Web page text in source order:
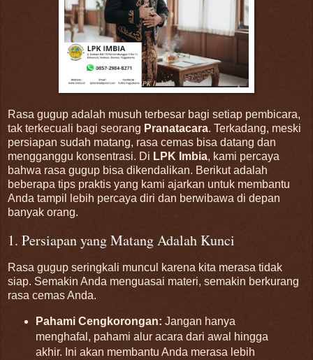
Rasa gugup adalah musuh terbesar bagi setiap pembicara,
tak terkecuali bagi seorang Pranatacara. Terkadang, meski
persiapan sudah matang, rasa cemas bisa datang dan
mengganggu konsentrasi. Di LPK Imbia, kami percaya
bahwa rasa gugup bisa dikendalikan. Berikut adalah
beberapa tips praktis yang kami ajarkan untuk membantu
Anda tampil lebih percaya diri dan berwibawa di depan
banyak orang.
1. Persiapan yang Matang Adalah Kunci
Rasa gugup seringkali muncul karena kita merasa tidak
siap. Semakin Anda menguasai materi, semakin berkurang
rasa cemas Anda.
Pahami Cengkorongan: Jangan hanya
menghafal, pahami alur acara dari awal hingga
akhir. Ini akan membantu Anda merasa lebih